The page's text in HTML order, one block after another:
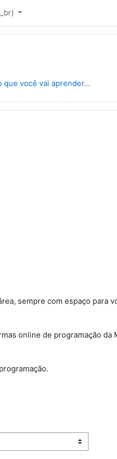
que você vai aprender...
sempre com espaço para
online de programação da